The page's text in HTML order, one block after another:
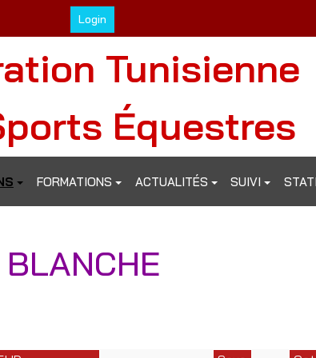
Login
Tunisienne
Équestres
FORMATIONS ACTUALITÉS SUIVI
BLANCHE